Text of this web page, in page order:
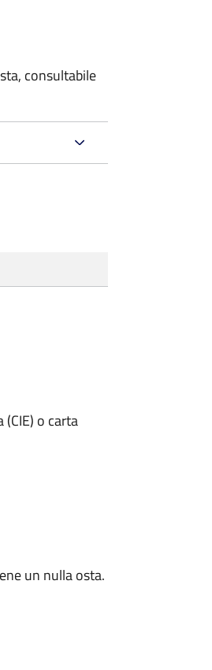
consultabile
o carta
un nulla osta.